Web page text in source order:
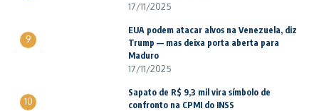
17/11/2025
9
EUA podem atacar alvos na Venezuela, diz
Trump — mas deixa porta aberta para
Maduro
17/11/2025
10
Sapato de R$ 9,3 mil vira símbolo de
confronto na CPMI do INSS